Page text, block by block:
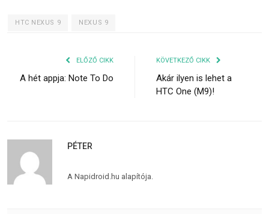
HTC NEXUS 9 NEXUS 9
ELŐZŐ CIKK
A hét appja: Note To Do
KÖVETKEZŐ CIKK
Akár ilyen is lehet a
HTC One (M9)!
PÉTER
A Napidroid.hu alapítója.